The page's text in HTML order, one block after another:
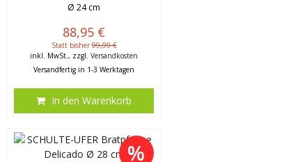
Ø 24 cm
88,95 €
Statt bisher99,99 €
inkl. MwSt., zzgl.Versandkosten
Versandfertig in 1-3 Werktagen
In den Warenkorb
%